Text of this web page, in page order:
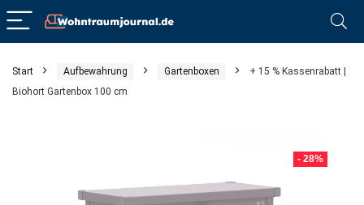
Start Aufbewahrung Gartenboxen
+ 15 % Kassenrabatt |
Biohort Gartenbox 100 cm
- 28%